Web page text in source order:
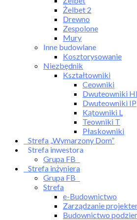
Żelbet 2
Drewno
Zespolone
Mury
Inne budowlane
Kosztorysowanie
Niezbędnik
Kształtowniki
Ceowniki
Dwuteowniki
Dwuteowniki IP
Kątowniki L
Teowniki T
Płaskowniki
Strefa „Wymarzony Dom”
Strefa inwestora
Grupa FB
Strefa inżyniera
Grupa FB
Strefa
e-Budownictwo
Zarządzanie
Budownictwo